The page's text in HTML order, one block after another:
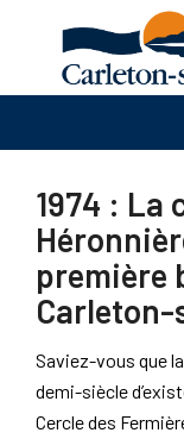
1974 : La
première
Saviez-vous que
demi-siècle
Cercle des